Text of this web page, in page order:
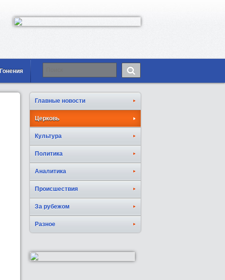
Гонения
Главные новости
Церковь
Культура
Политика
Аналитика
Происшествия
За рубежом
Разное